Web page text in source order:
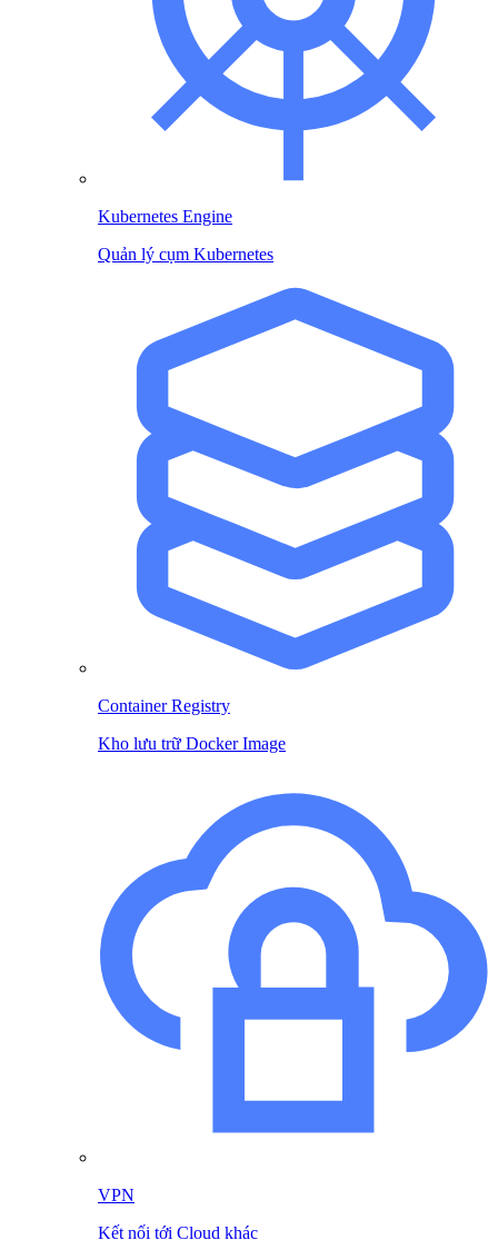
Kubernetes Engine
Quản lý cụm Kubernetes
Container Registry
Kho lưu trữ Docker Image
VPN
Kết nối tới Cloud khác